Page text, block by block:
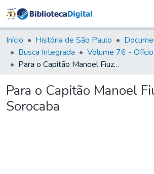
&
Coleções
Tudo na
Biblioteca
Estatísticas
Início História de São Paulo
Busca Integrada
Para o Capitão Manoel Fiuza, em Sorocaba
Para o Capitão Manoel
Sorocaba